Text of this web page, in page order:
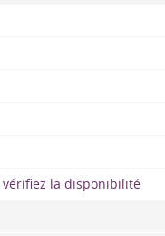
vérifiez la disponibilité